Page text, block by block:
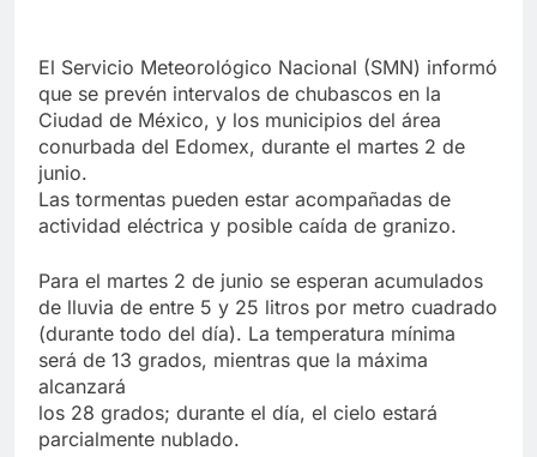
El Servicio Meteorológico Nacional (SMN) informó
que se prevén intervalos de chubascos en la
Ciudad de México, y los municipios del área
conurbada del Edomex, durante el martes 2 de
junio.
Las tormentas pueden estar acompañadas de
actividad eléctrica y posible caída de granizo.
Para el martes 2 de junio se esperan acumulados
de lluvia de entre 5 y 25 litros por metro cuadrado
(durante todo del día). La temperatura mínima
será de 13 grados, mientras que la máxima
alcanzará
los 28 grados; durante el día, el cielo estará
parcialmente nublado.